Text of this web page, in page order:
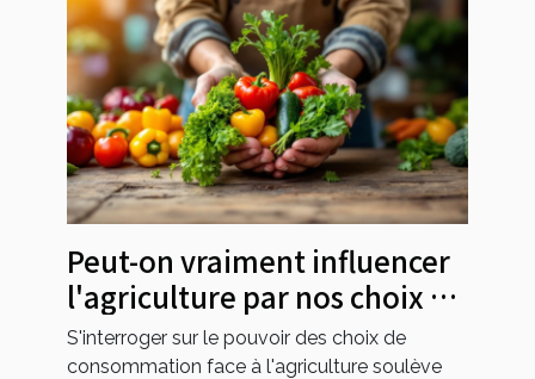
Peut-on vraiment influencer
l'agriculture par nos choix de
consommation ?
S'interroger sur le pouvoir des choix de
consommation face à l'agriculture soulève